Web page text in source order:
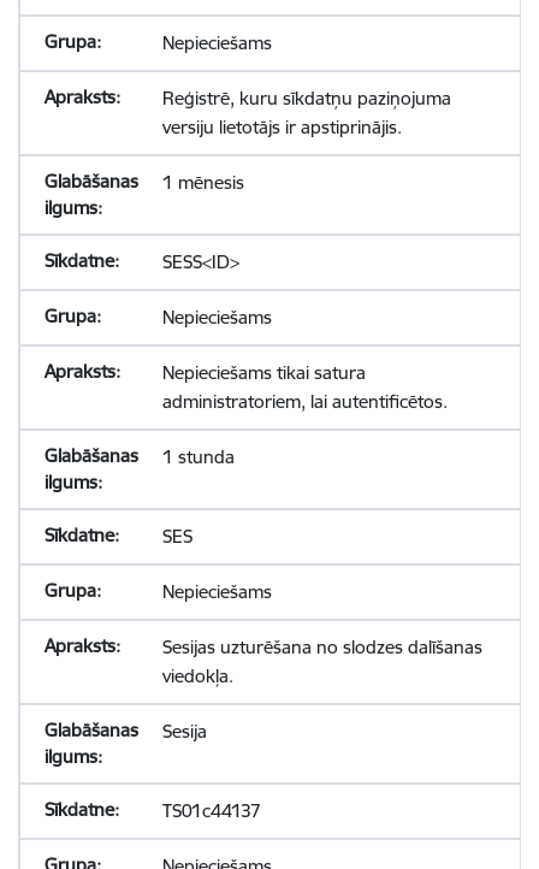
Nepieciešams
Reģistrē, kuru sīkdatņu paziņojuma
versiju lietotājs ir apstiprinājis.
1 mēnesis
SESS<ID>
Nepieciešams
Nepieciešams tikai satura
administratoriem, lai autentificētos.
1 stunda
SES
Nepieciešams
Sesijas uzturēšana no slodzes dalīšanas
viedokļa.
Sesija
TS01c44137